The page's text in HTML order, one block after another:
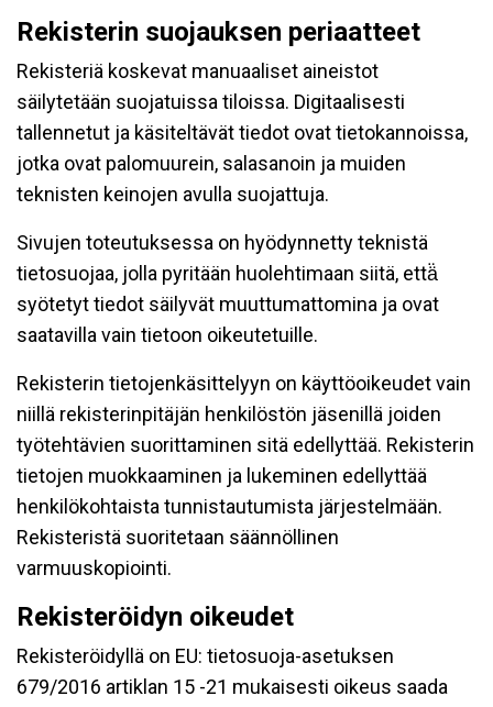
Rekisterin suojauksen periaatteet
Rekisteriä koskevat manuaaliset aineistot
säilytetään suojatuissa tiloissa. Digitaalisesti
tallennetut ja käsiteltävät tiedot ovat tietokannoissa,
jotka ovat palomuurein, salasanoin ja muiden
teknisten keinojen avulla suojattuja.
Sivujen toteutuksessa on hyödynnetty teknistä
tietosuojaa, jolla pyritään huolehtimaan siitä, että̈
syötetyt tiedot säilyvät muuttumattomina ja ovat
saatavilla vain tietoon oikeutetuille.
Rekisterin tietojenkäsittelyyn on käyttöoikeudet vain
niillä rekisterinpitäjän henkilöstön jäsenillä joiden
työtehtävien suorittaminen sitä edellyttää. Rekisterin
tietojen muokkaaminen ja lukeminen edellyttää
henkilökohtaista tunnistautumista järjestelmään.
Rekisteristä suoritetaan säännöllinen
varmuuskopiointi.
Rekisteröidyn oikeudet
Rekisteröidyllä on EU: tietosuoja-asetuksen
679/2016 artiklan 15 -21 mukaisesti oikeus saada